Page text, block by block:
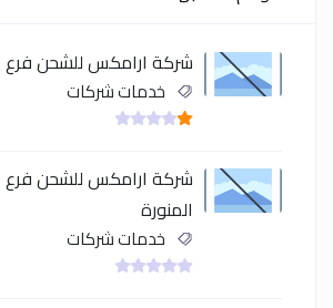
شركة ارامكس للشحن فرع
خدمات شركات
شركة ارامكس للشحن فرع
المنورة
خدمات شركات